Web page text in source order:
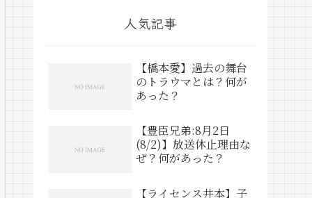
人気記事
【橋本愛】過去の舞台
のトラウマとは？何が
あった？
【豊臣兄弟:8月2日
(8/2)】放送休止理由な
ぜ？何があった？
【ライセンス井本】子